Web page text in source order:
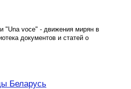
"Una voce" - движения мирян в
документов и статей о
Беларусь